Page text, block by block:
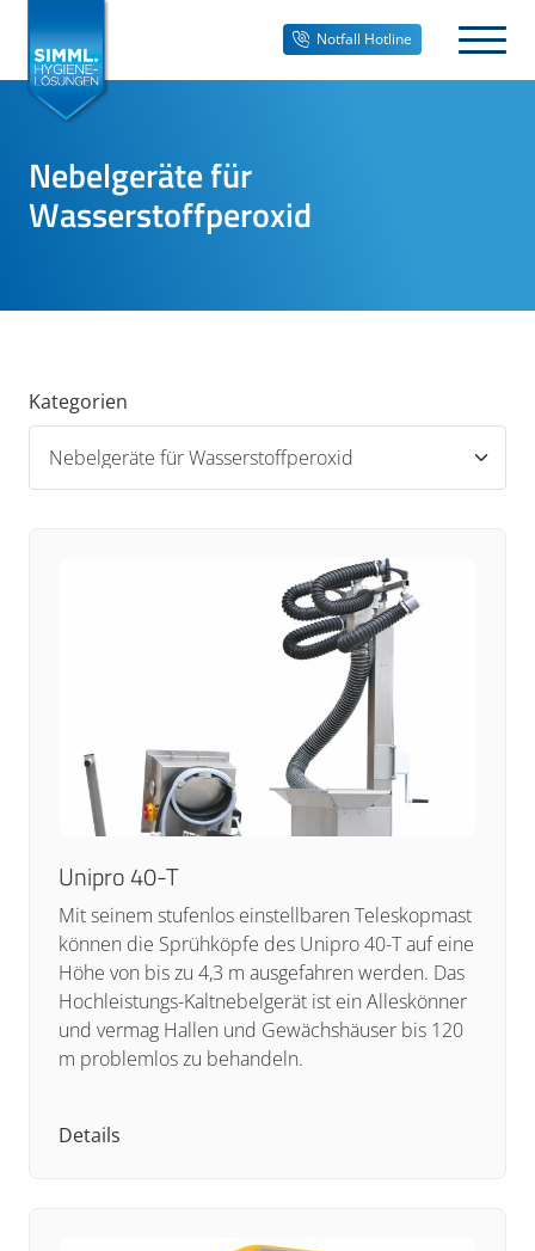
Notfall Hotline
Nebelgeräte für
Wasserstoffperoxid
Kategorien
Unipro 40-T
Mit seinem stufenlos einstellbaren Teleskopmast
können die Sprühköpfe des Unipro 40-T auf eine
Höhe von bis zu 4,3 m ausgefahren werden. Das
Hochleistungs-Kaltnebelgerät ist ein Alleskönner
und vermag Hallen und Gewächshäuser bis 120
m problemlos zu behandeln.
Details